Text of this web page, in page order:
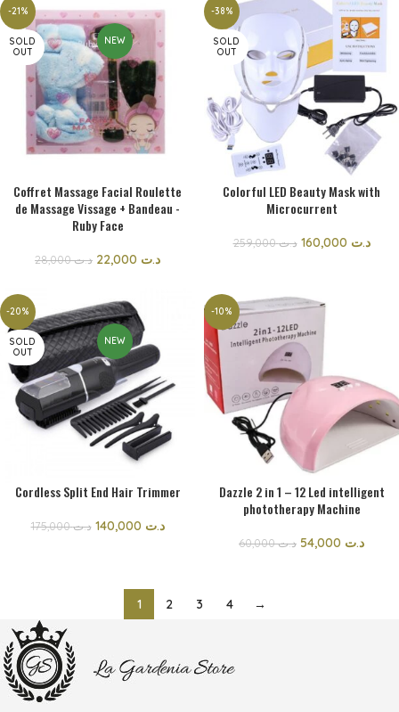
-21%
SOLD
OUT
NEW
Coffret Massage Facial Roulette
de Massage Vissage + Bandeau -
Ruby Face
د.ت28,000 د.ت
-38%
SOLD
OUT
Colorful LED Beauty Mask with
Microcurrent
د.ت259,000 د.ت
-20%
SOLD
OUT
NEW
Cordless Split End Hair Trimmer
د.ت175,000 د.ت
-10%
Dazzle 2 in 1 – 12 Led intelligent
phototherapy Machine
د.ت60,000 د.ت
1 2 3 4 →